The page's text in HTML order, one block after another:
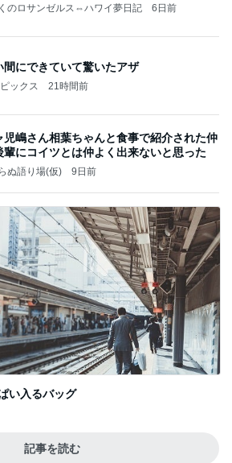
のロサンゼルス⇔ハワイ夢日記 6日前
間にできていて驚いたアザ
ックス 21時間前
児嶋さん相葉ちゃんと食事で紹介された仲
輩にコイツとは仲よく出来ないと思った
ぬ語り場(仮) 9日前
い入るバッグ
記事を読む